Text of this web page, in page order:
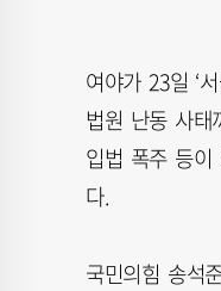
여야가 23일 ‘
법원 난동 사태
입법 폭주 등이
다.
국민의힘 송석